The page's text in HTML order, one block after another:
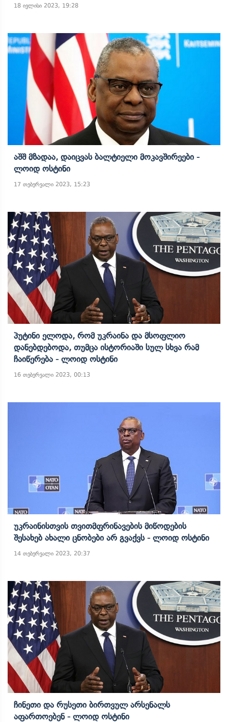
18 ივლისი 2023, 19:28
Აშშ Მზადაა, Დაიცვას Ბალტიელი Მოკავშირეები -
Ლოიდ Ოსტინი
17 თებერვალი 2023, 15:23
Პუტინი Ელოდა, Რომ Უკრაინა Და Მსოფლიო
Დანებდებოდა, Თუმცა Ისტორიაში Სულ Სხვა Რამ
Ჩაიწერება - Ლოიდ Ოსტინი
16 თებერვალი 2023, 00:13
Უკრაინისთვის Თვითმფრინავების Მიწოდების
Შესახებ Ახალი Ცნობები Არ Გვაქვს - Ლოიდ Ოსტინი
14 თებერვალი 2023, 20:37
Ჩინეთი Და Რუსეთი Ბირთვულ Არსენალს
Აფართოებენ - Ლოიდ Ოსტინი